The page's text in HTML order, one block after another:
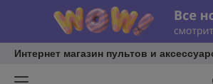
Интернет магазин пультов и